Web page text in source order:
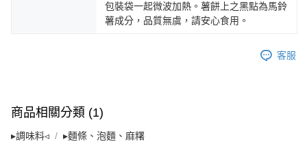
包裝袋一起微波加熱。薯餅上之黑點為馬鈴
薯成分，品質無虞，請安心食用。
客服
商品相關分類 (1)
▸調味料◃ ▸麵條、泡麵、麻糬